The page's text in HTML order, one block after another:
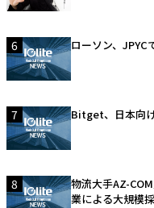
6 ローソン、
7 Bitget、日本向
8
物流大手AZ-
業による大規模